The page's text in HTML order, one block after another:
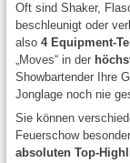
Oft sind Shaker,
beschleunigt oder
also 4 Equipment-
„Moves“ in der
Showbartender Ihre
Jonglage noch nie
Sie können
Feuerschow
absoluten Top-